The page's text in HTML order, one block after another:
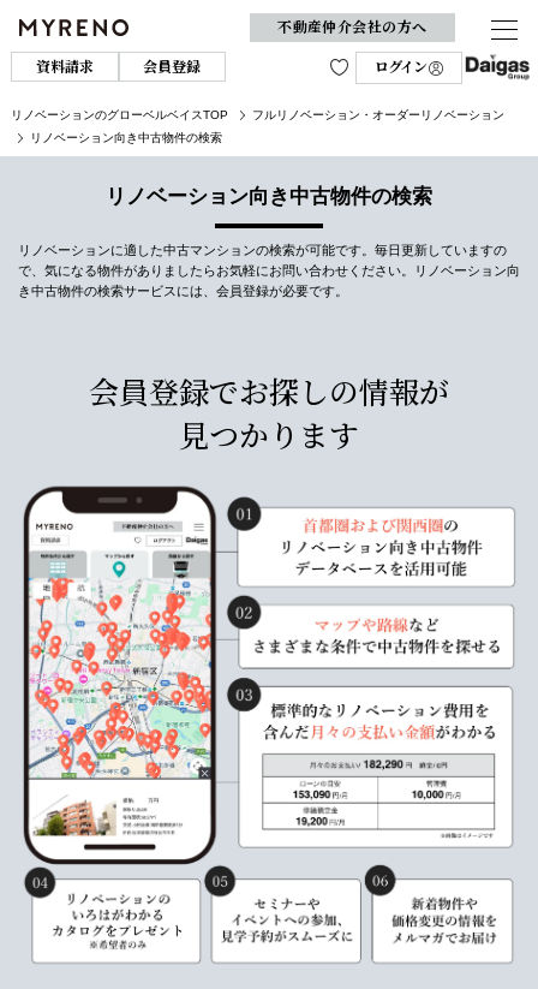
不動産仲介会社の方へ
資料請求
会員登録 ログイン
リノベーションのグローベルベイスTOP
フルリノベーション・オーダーリノベーション
リノベーション向き中古物件の検索
リノベーション向き中古物件の検索
リノベーションに適した中古マンションの検索が可能です。毎日更新していますの
で、気になる物件がありましたらお気軽にお問い合わせください。リノベーション向
き中古物件の検索サービスには、会員登録が必要です。
会員登録でお探しの情報が
見つかります